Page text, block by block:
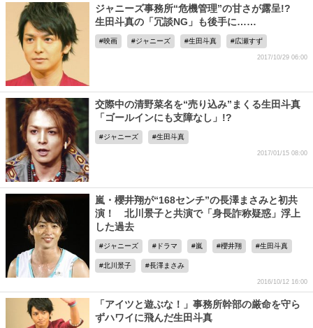
ジャニーズ事務所“危機管理”の甘さが露呈!?
生田斗真の「冗談NG」も後手に……
映画 ジャニーズ 生田斗真 広瀬すず
2017/10/29 06:00
交際中の清野菜名を“売り込み”まくる生田斗真
「ゴールインにも支障なし」!?
ジャニーズ 生田斗真
2017/01/15 08:00
嵐・櫻井翔が“168センチ”の長澤まさみと初共
演！ 北川景子と共演で「身長詐称疑惑」浮上
した過去
ジャニーズ ドラマ 嵐 櫻井翔 生田斗真
北川景子 長澤まさみ
2016/10/12 16:00
「アイツと遊ぶな！」事務所幹部の厳命を守ら
ずハワイに飛んだ生田斗真